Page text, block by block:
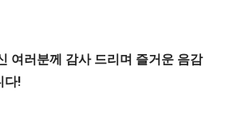
여러분께 감사 드리며 즐거운 음감
다!